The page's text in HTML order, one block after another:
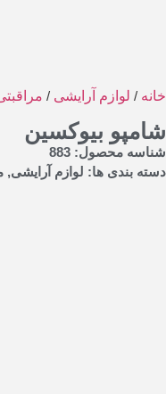
خانه / لوازم آرایشی /
شامپو بیوکسین
شناسه محصول: 883
دسته بندی ها: لوازم آرایشی,